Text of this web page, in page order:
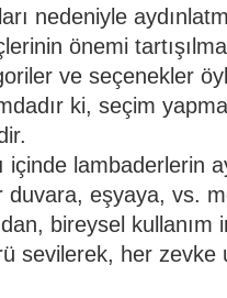
nedeniyle
önemi
ve seçenekler
ki, seçim
içinde lambaderlerin
duvara, eşyaya, vs.
bireysel kullanım
sevilerek, her zevke